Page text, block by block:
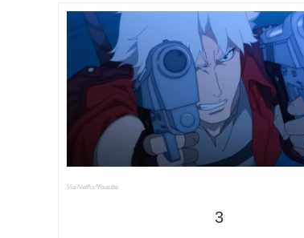
Via Netflix/Youtube
3